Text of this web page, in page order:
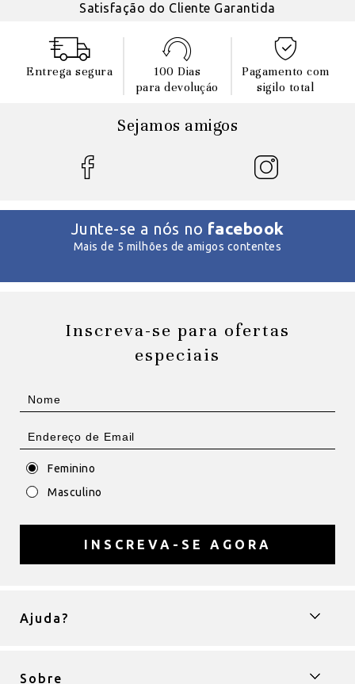
Satisfação do Cliente Garantida
Entrega segura
100 Dias
para devoluçáo
Pagamento com
sigilo total
Sejamos amigos
Junte-se a nós no facebook
Mais de 5 milhões de amigos contentes
Inscreva-se para ofertas
especiais
Feminino
Masculino
INSCREVA-SE AGORA
Ajuda?
Sobre